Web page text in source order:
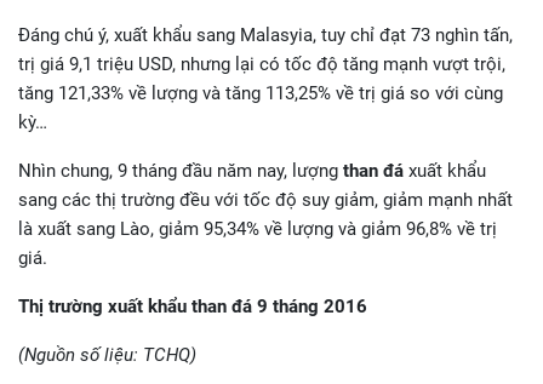
Đáng chú ý, xuất khẩu sang Malasyia, tuy chỉ đạt 73 nghìn tấn,
trị giá 9,1 triệu USD, nhưng lại có tốc độ tăng mạnh vượt trội,
tăng 121,33% về lượng và tăng 113,25% về trị giá so với cùng
kỳ…
Nhìn chung, 9 tháng đầu năm nay, lượng than đá xuất khẩu
sang các thị trường đều với tốc độ suy giảm, giảm mạnh nhất
là xuất sang Lào, giảm 95,34% về lượng và giảm 96,8% về trị
giá.
Thị trường xuất khẩu than đá 9 tháng 2016
(Nguồn số liệu: TCHQ)